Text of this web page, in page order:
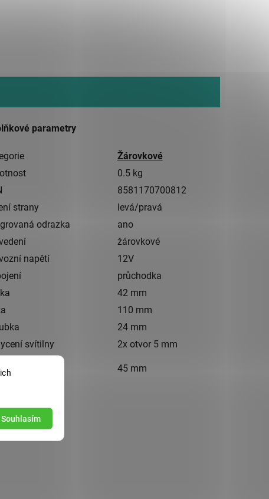
Souhlasím
parametry
Žárovkové
0.5 kg
8581170700812
strany
levá/pravá
odrazka
ano
žárovkové
napětí
12V
průchodka
42 mm
110 mm
24 mm
svítilny
2x otvor 5 mm
montážních
otvorů
45 mm